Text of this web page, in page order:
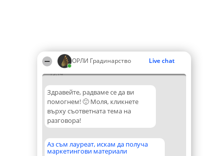
ОРЛИ Градинарство Live chat
19:14
Здравейте, радваме се да ви
помогнем! 🙂 Моля, кликнете
върху съответната тема на
разговора!
Аз съм лауреат, искам да получа
маркетингови материали